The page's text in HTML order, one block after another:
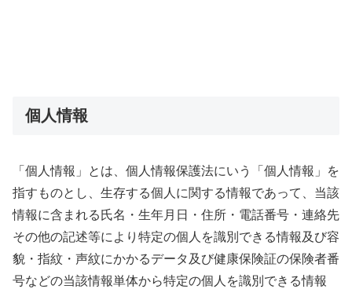
個人情報
「個人情報」とは、個人情報保護法にいう「個人情報」を
指すものとし、生存する個人に関する情報であって、当該
情報に含まれる氏名・生年月日・住所・電話番号・連絡先
その他の記述等により特定の個人を識別できる情報及び容
貌・指紋・声紋にかかるデータ及び健康保険証の保険者番
号などの当該情報単体から特定の個人を識別できる情報